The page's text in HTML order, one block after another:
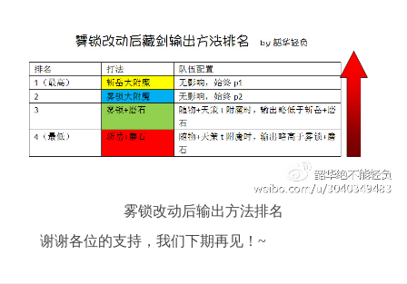
雾锁改动后输出方法排名
谢谢各位的支持，我们下期再见！~